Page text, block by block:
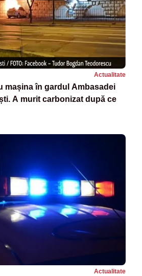
Actualitate
mașina în gardul Ambasadei
A murit carbonizat după ce
Actualitate